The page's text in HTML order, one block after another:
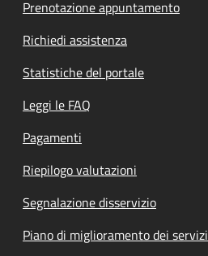
Prenotazione appuntamento
Richiedi assistenza
Statistiche del portale
Leggi le FAQ
Pagamenti
Riepilogo valutazioni
Segnalazione disservizio
Piano di miglioramento dei servizi